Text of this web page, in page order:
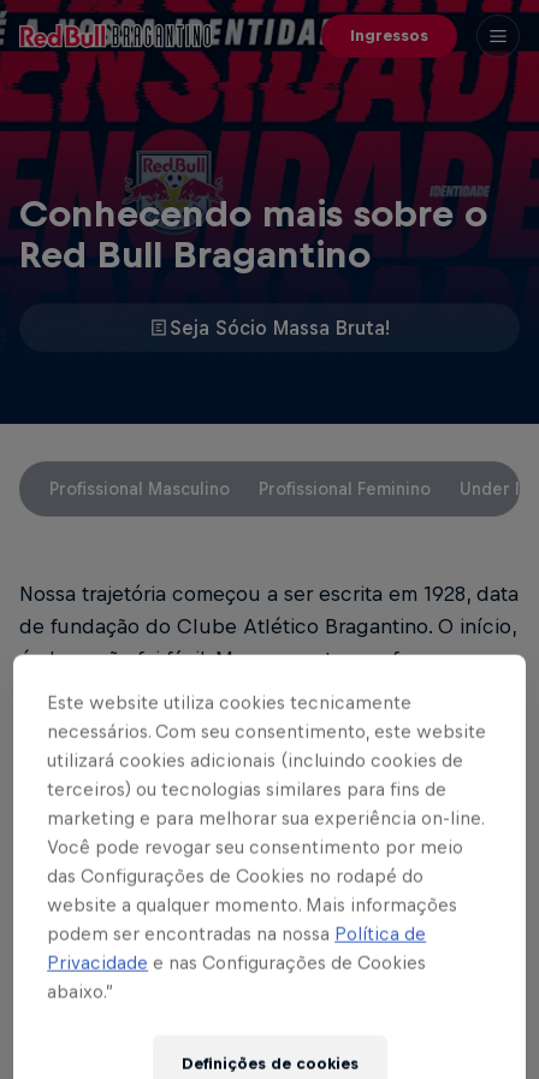
Ingressos
Conhecendo mais sobre o
Red Bull Bragantino
Seja Sócio Massa Bruta!
Profissional Masculino Profissional Feminino Under
Nossa trajetória começou a ser escrita em 1928, data
de fundação do Clube Atlético Bragantino. O início,
é claro, não foi fácil. Mas com o tempo fomos
reservando um espaço na história para sermos
colocados onde merecemos.
Nossa torcida apaixonada, as conquistas, jogadores
e técnicos que passaram por aqui colocaram o
clube entre os principais do Interior de São Paulo.
Gil Baiano, Mauro Silva, Vanderlei Luxemburgo
CarlosAlberto Parreira , citando apenas alguns,
foram nomes que ajudaram a equipe a despontar
no início dos anos 90 – com o título do
conquista do Campeonato Paulista (1990) e o vice-
Este website utiliza cookies tecnicamente
necessários. Com seu consentimento, este website
utilizará cookies adicionais (incluindo cookies de
terceiros) ou tecnologias similares para fins de
marketing e para melhorar sua experiência on-line.
Você pode revogar seu consentimento por meio
das Configurações de Cookies no rodapé do
website a qualquer momento. Mais informações
podem ser encontradas na nossa Política de
Privacidade e nas Configurações de Cookies
abaixo.”
Definições de cookies